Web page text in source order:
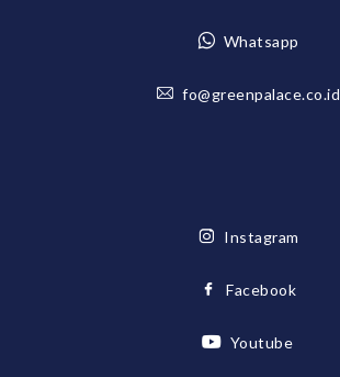
Whatsapp
fo@greenpalace.co.id
Instagram
Facebook
Youtube